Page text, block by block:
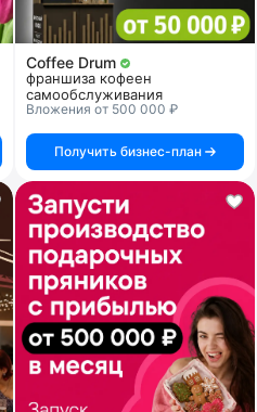
Coffee Drum
франшиза кофеен
самообслуживания
Вложения от 500 000 ₽
Получить бизнес-план